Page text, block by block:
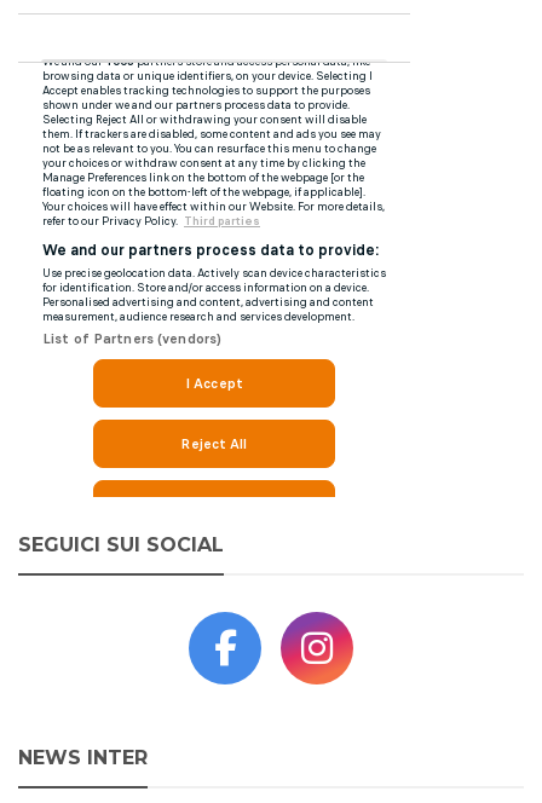
SEGUICI SUI SOCIAL
NEWS INTER